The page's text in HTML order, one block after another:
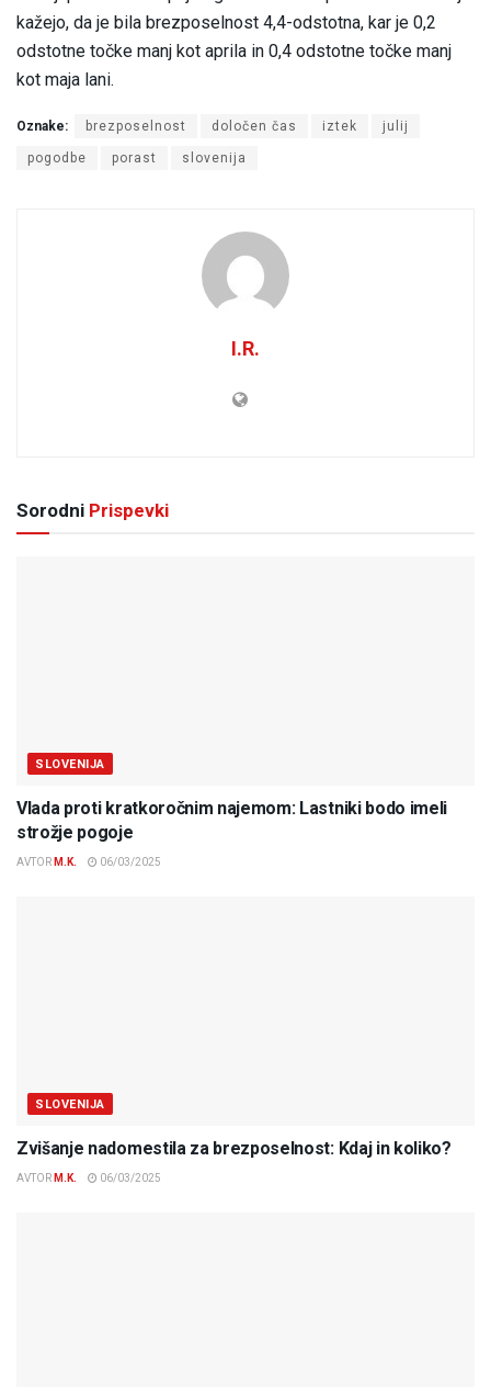
kažejo, da je bila brezposelnost 4,4-odstotna, kar je 0,2
odstotne točke manj kot aprila in 0,4 odstotne točke manj
kot maja lani.
Oznake: brezposelnost določen čas iztek julij
pogodbe porast slovenija
I.R.
Sorodni Prispevki
SLOVENIJA
Vlada proti kratkoročnim najemom: Lastniki bodo imeli
strožje pogoje
AVTOR M.K. 06/03/2025
SLOVENIJA
Zvišanje nadomestila za brezposelnost: Kdaj in koliko?
AVTOR M.K. 06/03/2025